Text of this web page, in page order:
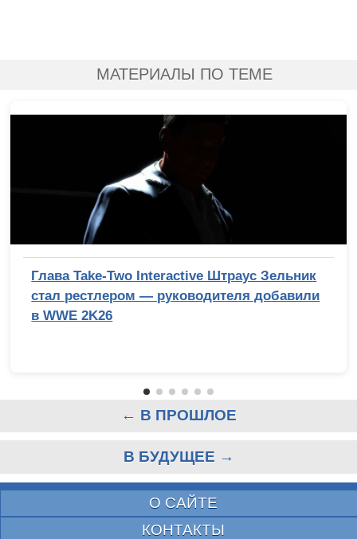
МАТЕРИАЛЫ ПО ТЕМЕ
Глава Take-Two Interactive Штраус Зельник
стал рестлером — руководителя добавили
в WWE 2K26
← В ПРОШЛОЕ
В БУДУЩЕЕ →
О САЙТЕ
КОНТАКТЫ